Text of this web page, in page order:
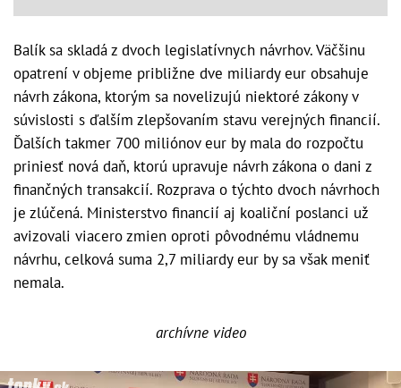
Balík sa skladá z dvoch legislatívnych návrhov. Väčšinu
opatrení v objeme približne dve miliardy eur obsahuje
návrh zákona, ktorým sa novelizujú niektoré zákony v
súvislosti s ďalším zlepšovaním stavu verejných financií.
Ďalších takmer 700 miliónov eur by mala do rozpočtu
priniesť nová daň, ktorú upravuje návrh zákona o dani z
finančných transakcií. Rozprava o týchto dvoch návrhoch
je zlúčená. Ministerstvo financií aj koaliční poslanci už
avizovali viacero zmien oproti pôvodnému vládnemu
návrhu, celková suma 2,7 miliardy eur by sa však meniť
nemala.
archívne video